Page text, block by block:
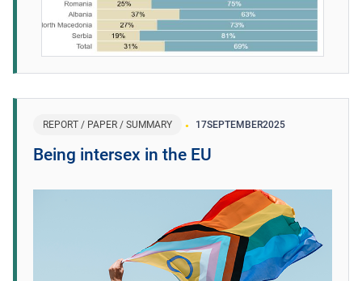
REPORT / PAPER / SUMMARY 17SEPTEMBER2025
Being intersex in the EU